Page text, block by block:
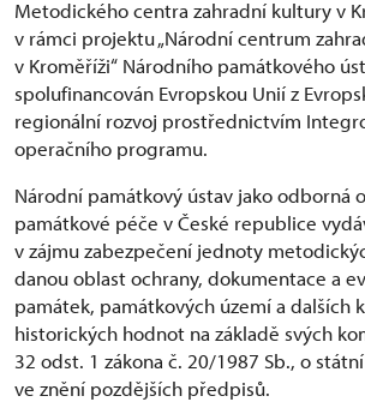
Metodického centra zahradní kultury v
v rámci projektu „Národní centrum
v Kroměříži“ Národního památkového
spolufinancován Evropskou Unií z
regionální rozvoj prostřednictvím
operačního programu.
Národní památkový ústav jako odborná
památkové péče v České republice
v zájmu zabezpečení jednoty
danou oblast ochrany, dokumentace a
památek, památkových území a dalších
historických hodnot na základě svých
32 odst. 1 zákona č. 20/1987 Sb., o
ve znění pozdějších předpisů.